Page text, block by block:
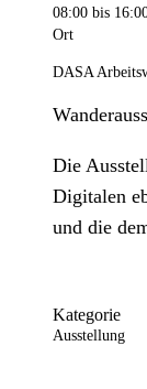
08:00 bis
Ort
DASA
Die
Digitalen
und die
Kategorie
Ausstellung